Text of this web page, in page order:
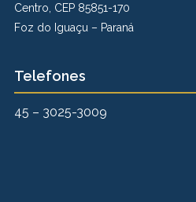
Centro, CEP 85851-170
Foz do Iguaçu – Paraná
Telefones
45 – 3025-3009